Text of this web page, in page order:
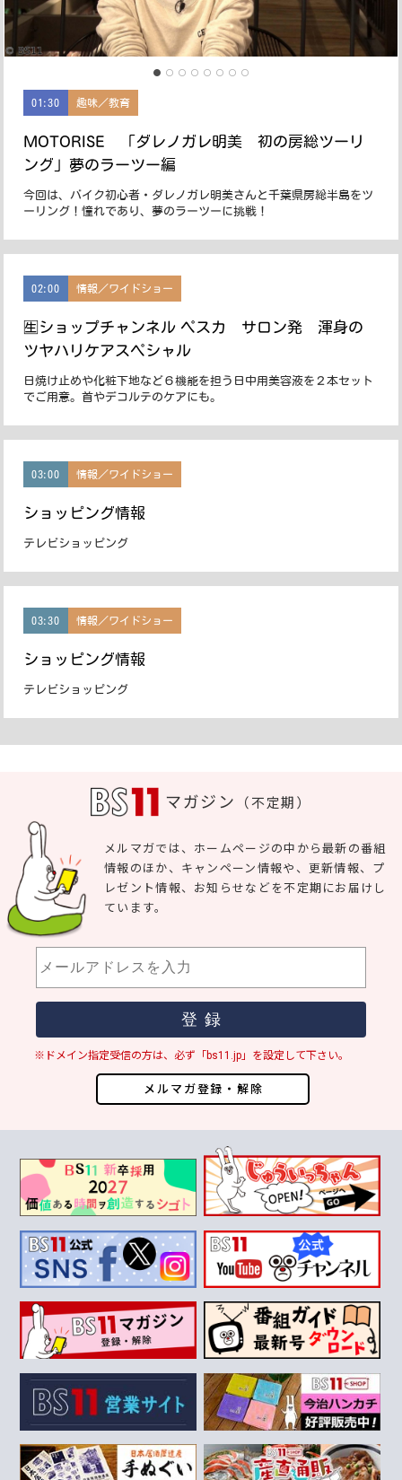
01:30 趣味／教育
MOTORISE 「ダレノガレ明美 初の房総ツーリ
ング」夢のラーツー編
今回は、バイク初心者・ダレノガレ明美さんと千葉県房総半島をツ
ーリング！憧れであり、夢のラーツーに挑戦！
02:00 情報／ワイドショー
🈢ショップチャンネル ペスカ サロン発 渾身の
ツヤハリケアスペシャル
日焼け止めや化粧下地など６機能を担う日中用美容液を２本セット
でご用意。首やデコルテのケアにも。
03:00 情報／ワイドショー
ショッピング情報
テレビショッピング
03:30 情報／ワイドショー
ショッピング情報
テレビショッピング
マガジン （不定期）
メルマガ登録・解除
メルマガでは、ホームページの中から最新の番組
情報のほか、キャンペーン情報や、更新情報、プ
レゼント情報、お知らせなどを不定期にお届けし
ています。
※ドメイン指定受信の方は、必ず「bs11.jp」を設定して下さい。